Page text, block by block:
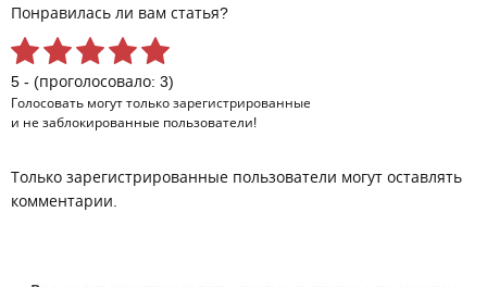
Понравилась ли вам статья?
5 - (проголосовало: 3)
Голосовать могут только зарегистрированные
и не заблокированные пользователи!
Только зарегистрированные пользователи могут оставлять
комментарии.